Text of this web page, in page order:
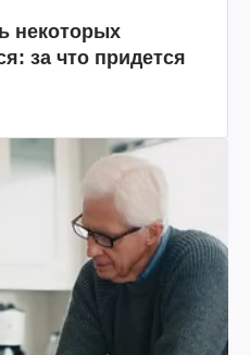
некоторых
за что придется